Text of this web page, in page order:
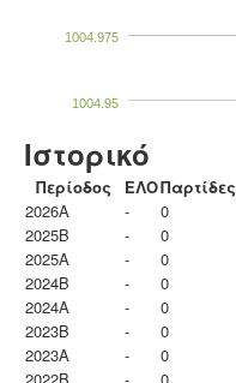
1004.95
1004.975
Ιστορικό
Περίοδος ΕΛΟΠαρτίδες
2026A
-
0
2025B
-
0
2025A
-
0
2024B
-
0
2024A
-
0
2023B
-
0
2023Α
-
0